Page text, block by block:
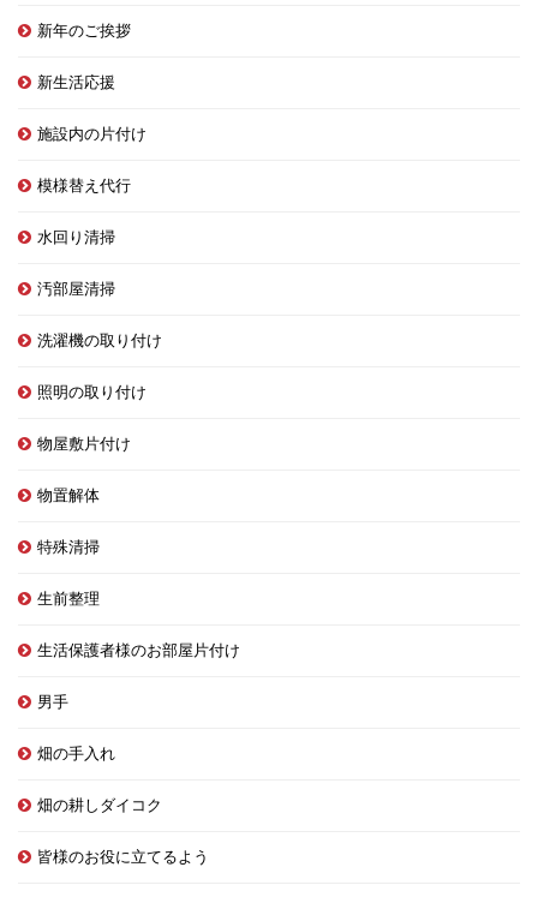
新年のご挨拶
新生活応援
施設内の片付け
模様替え代行
水回り清掃
汚部屋清掃
洗濯機の取り付け
照明の取り付け
物屋敷片付け
物置解体
特殊清掃
生前整理
生活保護者様のお部屋片付け
男手
畑の手入れ
畑の耕しダイコク
皆様のお役に立てるよう